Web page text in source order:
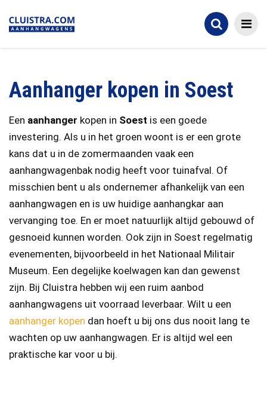
Aanhanger kopen in Soest
Een aanhanger kopen in Soest is een goede
investering. Als u in het groen woont is er een grote
kans dat u in de zomermaanden vaak een
aanhangwagenbak nodig heeft voor tuinafval. Of
misschien bent u als ondernemer afhankelijk van een
aanhangwagen en is uw huidige aanhangkar aan
vervanging toe. En er moet natuurlijk altijd gebouwd of
gesnoeid kunnen worden. Ook zijn in Soest regelmatig
evenementen, bijvoorbeeld in het Nationaal Militair
Museum. Een degelijke koelwagen kan dan gewenst
zijn. Bij Cluistra hebben wij een ruim aanbod
aanhangwagens uit voorraad leverbaar. Wilt u een
aanhanger kopen dan hoeft u bij ons dus nooit lang te
wachten op uw aanhangwagen. Er is altijd wel een
praktische kar voor u bij.